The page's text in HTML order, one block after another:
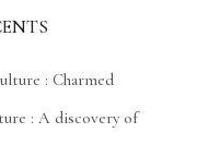
: Charmed
: A discovery of